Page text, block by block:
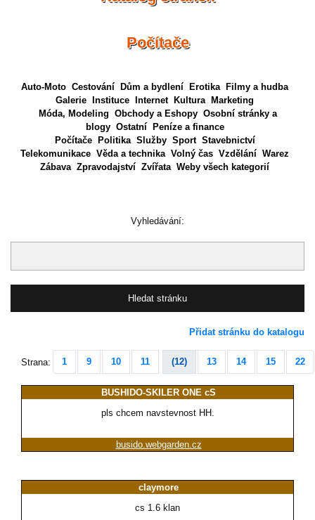
Počítače
Auto-Moto Cestování Dům a bydlení Erotika
Filmy a hudba
Galerie
Instituce Internet Kultura
Marketing
Móda, Modeling Obchody a Eshopy Osobní stránky a
blogy Ostatní
Peníze a finance
Počítače
Politika Služby Sport Stavebnictví
Telekomunikace Věda a technika Volný čas Vzdělání Warez
Zábava Zpravodajství Zvířata Weby všech kategorií
Vyhledávání:
Přidat stránku do katalogu
Strana: 1 9 10 11 (12) 13 14 15 22
BUSHIDO-SKILER ONE cS
pls chcem navstevnost HH.
busido.webgarden.cz
claymore
cs 1.6 klan